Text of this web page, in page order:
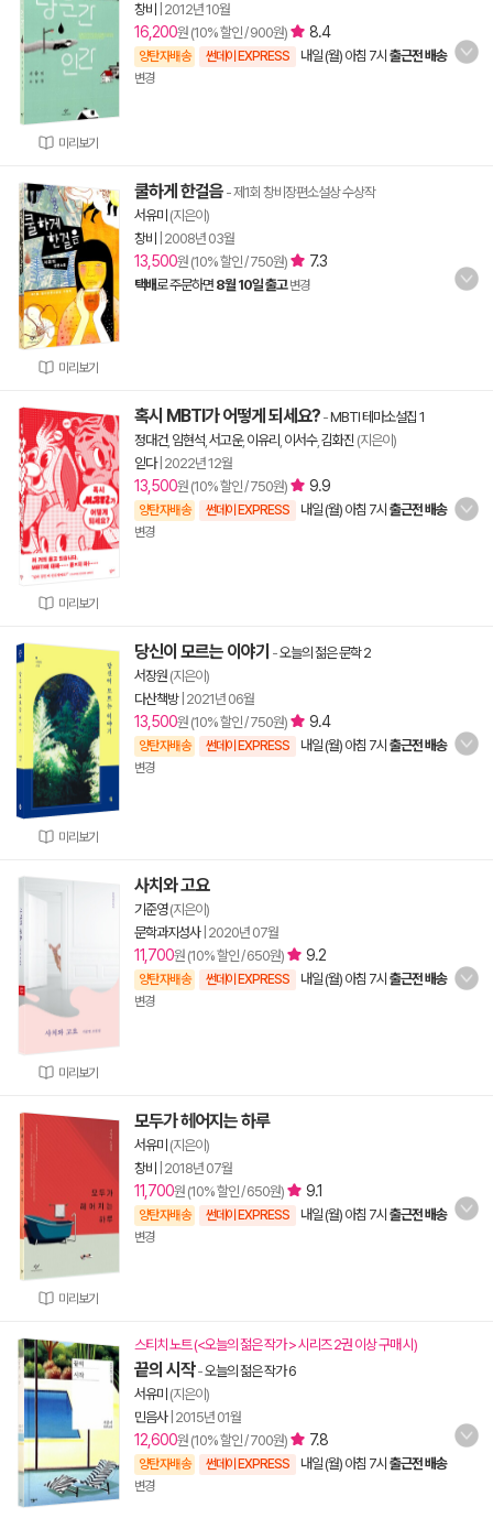
미리보기
창비
2012년 10월
16,200원 (10% 할인 / 900원) 8.4
양탄자배송 썬데이 EXPRESS 내일 (월) 아침 7시 출근전 배송
변경
미리보기
쿨하게 한걸음 - 제1회 창비장편소설상 수상작
서유미 (지은이)
창비
2008년 03월
13,500원 (10% 할인 / 750원) 7.3
택배로 주문하면 8월 10일 출고 변경
미리보기
혹시 MBTI가 어떻게 되세요? -MBTI 테마소설집 1
정대건, 임현석 서고운, 이유리 이서수, 김화진 (지은이)
읻다| 2022년 12월
13,500원 (10% 할인 / 750원) 9.9
양탄자배송 썬데이 EXPRESS 내일 (월) 아침 7시 출근전 배송
변경
미리보기
당신이 모르는 이야기 -오늘의 젊은 문학 2
서장원 (지은이)
다산책방| 2021년 06월
13,500원 (10% 할인 / 750원) 9.4
양탄자배송 썬데이 EXPRESS 내일 (월) 아침 7시 출근전 배송
변경
미리보기
사치와 고요
기준영(지은이)
문학과지성사| 2020년 07월
11,700원 (10% 할인 / 650원) 9.2
양탄자배송 썬데이 EXPRESS 내일 (월) 아침 7시 출근전 배송
변경
미리보기
모두가 헤어지는 하루
서유미 (지은이)
창비
2018년 07월
11,700원 (10% 할인 / 650원) 9.1
양탄자배송 썬데이 EXPRESS 내일 (월) 아침 7시 출근전 배송
변경
스티치 노트 (<오늘의 젊은 작가 > 시리즈 2권 이상 구매 시)
끝의 시작-오늘의 젊은 작가 6
서유미 (지은이)
민음사| 2015년 01월
12,600원 (10% 할인 / 700원) 7.8
양탄자배송 썬데이 EXPRESS 내일 (월) 아침 7시 출근전 배송
변경